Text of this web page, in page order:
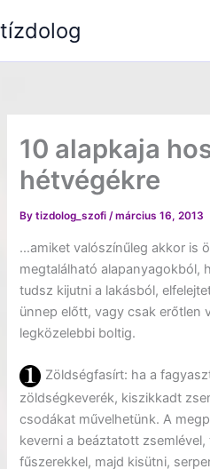
to
tízdolog
10 alapkaja
hétvégékre
Bytizdolog_szofi/március 16, 2013
…amiket valószínűleg akkor is
megtalálható alapanyagokból,
tudsz kijutni a lakásból,
ünnep előtt, vagy csak erőtlen
legközelebbi boltig.
Zöldségfasírt: ha a
zöldségkeverék, kiszikkadt
csodákat művelhetünk. A
keverni a beáztatott
fűszerekkel, majd kisütni,